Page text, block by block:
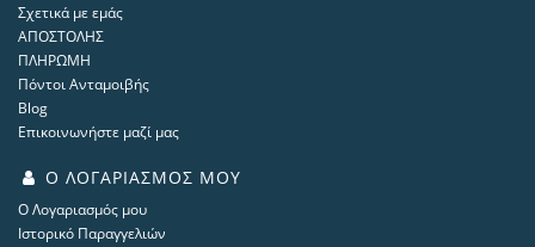
Σχετικά με εμάς
ΑΠΟΣΤΟΛΗΣ
ΠΛΗΡΩΜΗ
Πόντοι Ανταμοιβής
Blog
Επικοινωνήστε μαζί μας
Ο ΛΟΓΑΡΙΑΣΜΌΣ ΜΟΥ
Ο Λογαριασμός μου
Ιστορικό Παραγγελιών